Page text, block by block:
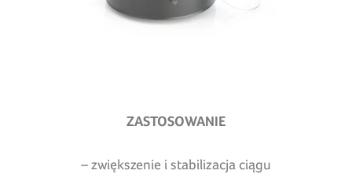
ZASTOSOWANIE
– zwiększenie i stabilizacja ciągu